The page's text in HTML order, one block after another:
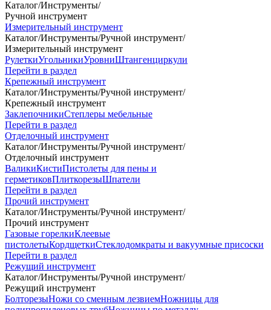
Каталог/Инструменты/
Ручной инструмент
Измерительный инструмент
Каталог/Инструменты/Ручной инструмент/
Измерительный инструмент
РулеткиУгольникиУровниШтангенциркули
Перейти в раздел
Крепежный инструмент
Каталог/Инструменты/Ручной инструмент/
Крепежный инструмент
ЗаклепочникиСтеплеры мебельные
Перейти в раздел
Отделочный инструмент
Каталог/Инструменты/Ручной инструмент/
Отделочный инструмент
ВаликиКистиПистолеты для пены и
герметиковПлиткорезыШпатели
Перейти в раздел
Прочий инструмент
Каталог/Инструменты/Ручной инструмент/
Прочий инструмент
Газовые горелкиКлеевые
пистолетыКордщеткиСтеклодомкраты и вакуумные присоски
Перейти в раздел
Режущий инструмент
Каталог/Инструменты/Ручной инструмент/
Режущий инструмент
БолторезыНожи со сменным лезвиемНожницы для